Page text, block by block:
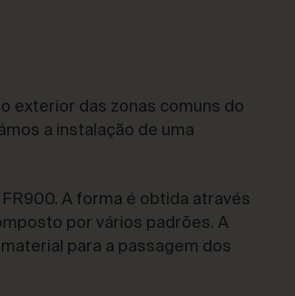
exterior das zonas comuns do
a instalação de uma
A forma é obtida através
por vários padrões. A
para a passagem dos